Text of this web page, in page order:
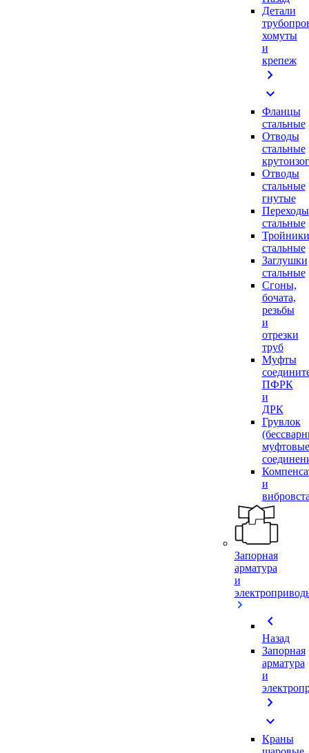
Детали
хомуты
и
крепеж
chevron_right
expand_more
Фланцы
стальные
Отводы
стальные
Отводы
стальные
гнутые
Переходы
стальные
Тройники
стальные
Заглушки
стальные
Сгоны,
бочата,
резьбы
и
отрезки
труб
Муфты
ПФРК
и
ДРК
Грувлок
муфтовые
и
Запорная
арматура
и
chevron_left
Назад
Запорная
арматура
и
chevron_right
expand_more
Краны